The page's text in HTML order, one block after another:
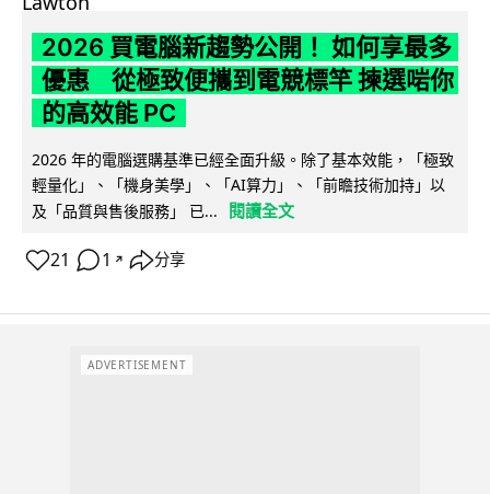
2026 買電腦新趨勢公開！ 如何享最多
優惠 從極致便攜到電競標竿 揀選啱你
的高效能 PC
2026 年的電腦選購基準已經全面升級。除了基本效能，「極致
輕量化」、「機身美學」、「AI算力」、「前瞻技術加持」以
及「品質與售後服務」 已...
閱讀全文
21 1 ↗ 分享
ADVERTISEMENT